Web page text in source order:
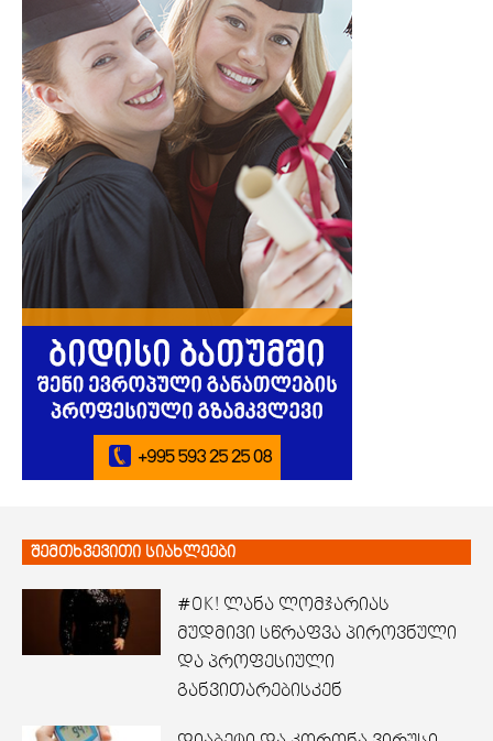
შემთხვევითი სიახლეები
#OK! ლანა ლომჯარიას
მუდმივი სწრაფვა პიროვნული
და პროფესიული
განვითარებისკენ